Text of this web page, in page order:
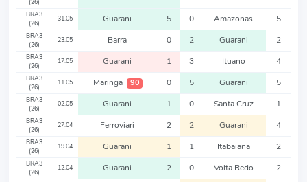
(26)
BRA3
(26)
31.05 Guarani 5 0 Amazonas 5
BRA3
(26)
23.05 Barra 0 2 Guarani 2
BRA3
(26)
17.05 Guarani 1 3 Ituano 4
BRA3
(26)
11.05 Maringa 90 0 5 Guarani 5
BRA3
(26)
02.05 Guarani 1 0 Santa Cruz 1
BRA3
(26)
27.04 Ferroviari 2 2 Guarani 4
BRA3
(26)
19.04 Guarani 1 1 Itabaiana 2
BRA3
(26)
12.04 Guarani 2 0 Volta Redo 2